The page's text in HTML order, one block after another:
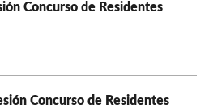
Concurso de Residentes
Concurso de Residentes